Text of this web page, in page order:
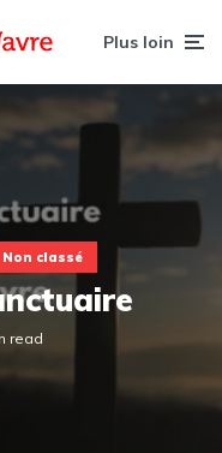
Plus loin
Non classé
read